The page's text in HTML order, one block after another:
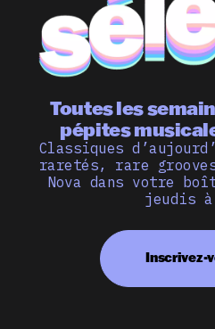
Toutes les
pépites
Classiques
raretés, rare
Nova dans votre
jeudis à
Inscrivez-